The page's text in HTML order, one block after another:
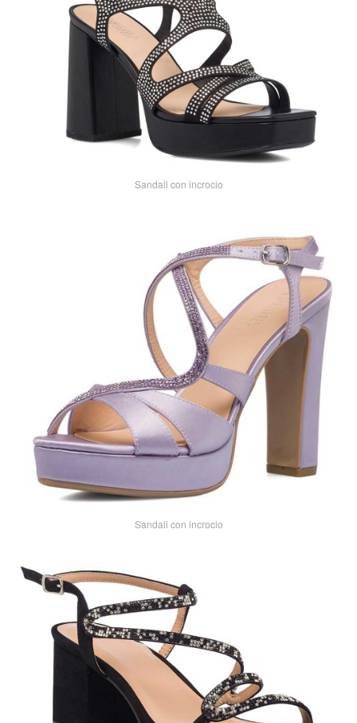
Sandali con incrocio
Sandali con incrocio